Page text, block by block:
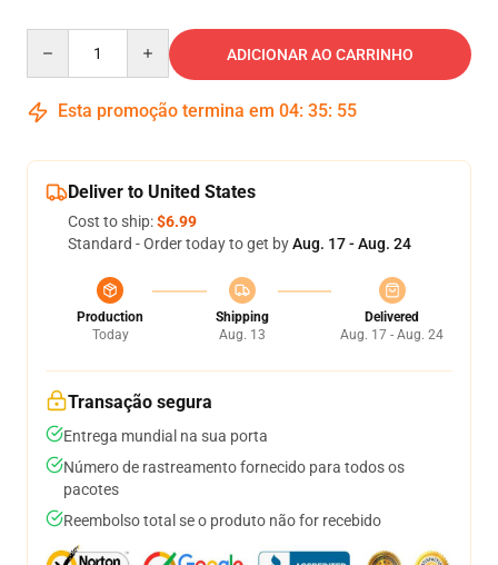
ADICIONAR AO CARRINHO
Esta promoção termina em 04: 35: 55
Deliver to United States
Cost to ship:$6.99
Standard - Order today to get byAug. 17 - Aug. 24
Production
Today
Shipping
Aug. 13
Delivered
Aug. 17 - Aug. 24
Transação segura
Entrega mundial na sua porta
Número de rastreamento fornecido para todos os
pacotes
Reembolso total se o produto não for recebido